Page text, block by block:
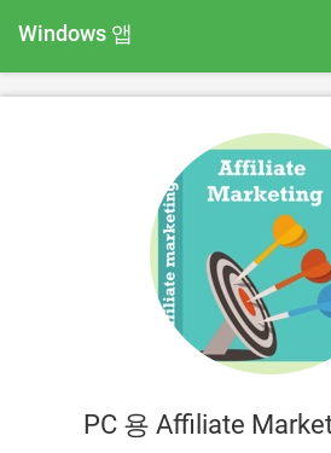
Windows 앱
PC 용 Affiliate